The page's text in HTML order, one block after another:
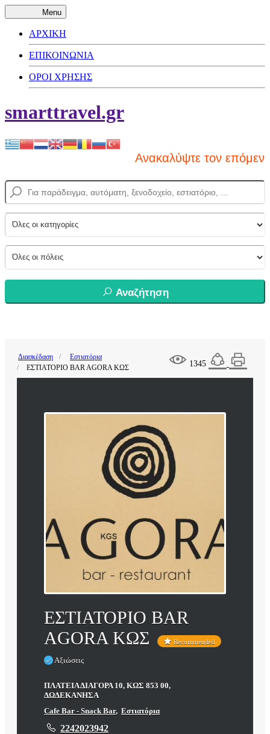
Menu
ΑΡΧΙΚΗ
ΕΠΙΚΟΙΝΩΝΙΑ
ΟΡΟΙ ΧΡΗΣΗΣ
smarttravel.gr
Ανακαλύψτε τον
Αναζήτηση
1345
Διασκέδαση
Εστιατόρια
ΕΣΤΙΑΤΟΡΙΟ BAR AGORA ΚΩΣ
ΕΣΤΙΑΤΟΡΙΟ BAR
AGORA ΚΩΣ
Recommended
Αξιώσεις
ΠΛΑΤΕΙΑ ΔΙΑΓΟΡΑ 10, ΚΩΣ 853 00,
ΔΩΔΕΚΑΝΗΣΑ
Cafe Bar - Snack Bar, Εστιατόρια
2242023942